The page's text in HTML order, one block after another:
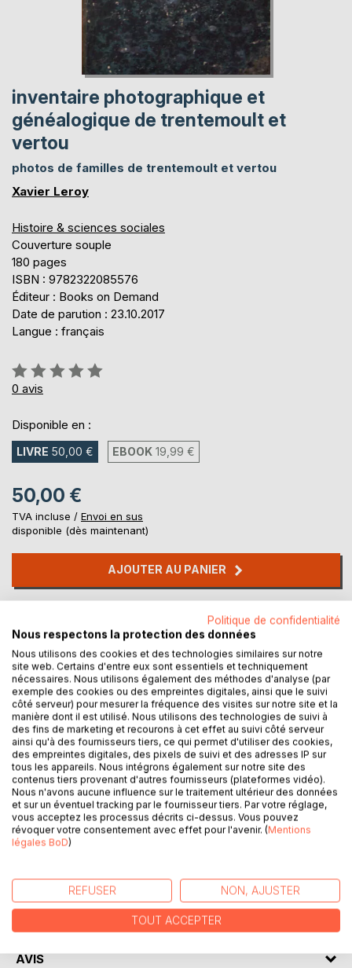
inventaire photographique et
généalogique de trentemoult et
vertou
photos de familles de trentemoult et vertou
Xavier Leroy
Histoire & sciences sociales
Couverture souple
180 pages
ISBN : 9782322085576
Éditeur : Books on Demand
Date de parution : 23.10.2017
Langue : français
Évaluation:
0%
0 avis
Disponible en :
LIVRE 50,00 € EBOOK 19,99 €
50,00 €
TVA incluse / Envoi en sus
disponible (dès maintenant)
AJOUTER AU PANIER
Laisser un avis
DESCRIPTION
C'est un inventaire à la fois photographique et
généalogique de plusieurs familles de marins nantais issues
de Trentemoult, Vertou et Haïti.
AUTEUR(S)
AVIS
Politique de confidentialité
Nous respectons la protection des données
Nous utilisons des cookies et des technologies similaires sur notre
site web. Certains d'entre eux sont essentiels et techniquement
nécessaires. Nous utilisons également des méthodes d'analyse (par
exemple des cookies ou des empreintes digitales, ainsi que le suivi
côté serveur) pour mesurer la fréquence des visites sur notre site et la
manière dont il est utilisé. Nous utilisons des technologies de suivi à
des fins de marketing et recourons à cet effet au suivi côté serveur
ainsi qu'à des fournisseurs tiers, ce qui permet d'utiliser des cookies,
des empreintes digitales, des pixels de suivi et des adresses IP sur
tous les appareils. Nous intégrons également sur notre site des
contenus tiers provenant d'autres fournisseurs (plateformes vidéo).
Nous n'avons aucune influence sur le traitement ultérieur des données
et sur un éventuel tracking par le fournisseur tiers. Par votre réglage,
vous acceptez les processus décrits ci-dessus. Vous pouvez
révoquer votre consentement avec effet pour l'avenir. (Mentions
légales BoD)
REFUSER NON, AJUSTER
TOUT ACCEPTER